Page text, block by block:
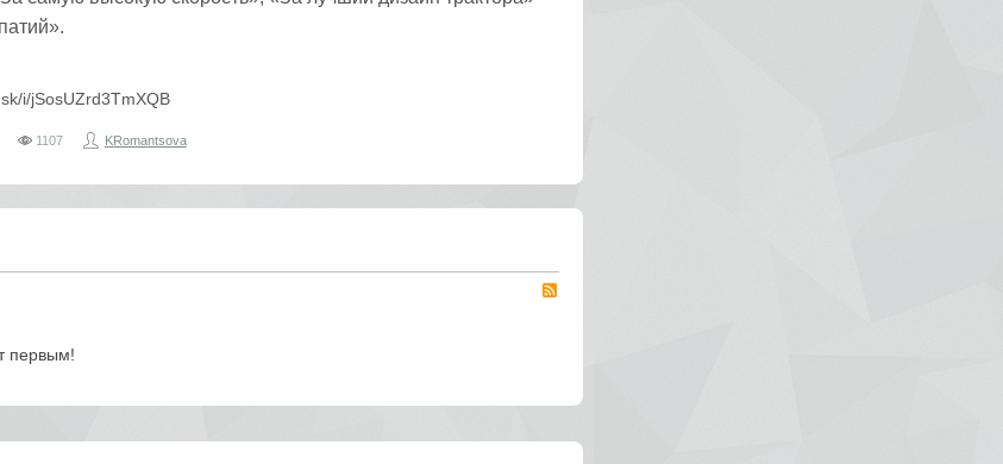
i/jSosUZrd3TmXQB
1107 KRomantsova
первым!